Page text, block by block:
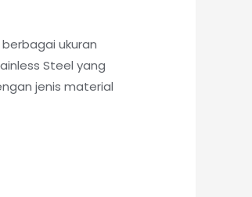
ukuran
Steel yang
jenis material